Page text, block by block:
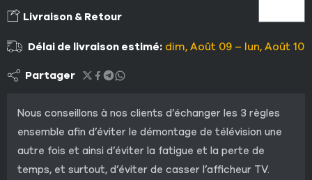
Livraison & Retour
Délai de livraison estimé: dim, Août 09 – lun, Août 10
Partager
Nous conseillons à nos clients d’échanger les 3 règles
ensemble afin d’éviter le démontage de télévision une
autre fois et ainsi d’éviter la fatigue et la perte de
temps, et surtout, d’éviter de casser l’afficheur TV.